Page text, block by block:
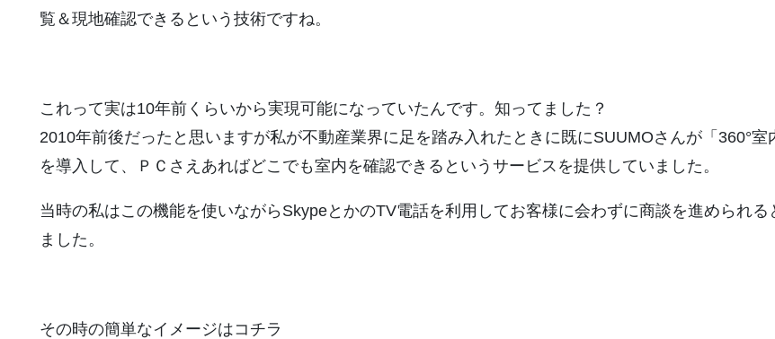
覧＆現地確認できるという技術ですね。
これって実は10年前くらいから実現可能になっていたんです。知ってました？
2010年前後だったと思いますが私が不動産業界に足を踏み入れたときに既にSUUMOさんが「360°室
を導入して、ＰＣさえあればどこでも室内を確認できるというサービスを提供していました。
当時の私はこの機能を使いながらSkypeとかのTV電話を利用してお客様に会わずに商談を進められる
ました。
その時の簡単なイメージはコチラ